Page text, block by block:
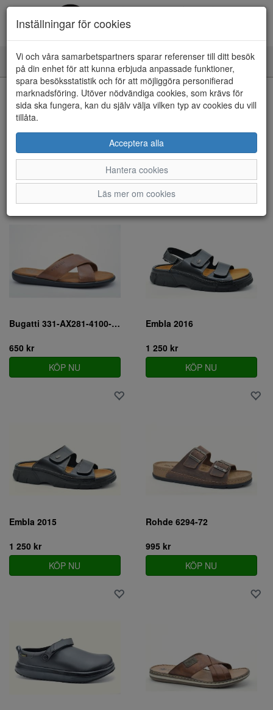
Toggle
navigation
Visa filter
Herr - Tofflor (40 artiklar)
Sortera efter:
Bugatti 331-AX281-4100-6300
650 kr
KÖP NU
Embla 2016
1 250 kr
KÖP NU
Embla 2015
1 250 kr
KÖP NU
Rohde 6294-72
995 kr
KÖP NU
Inställningar för cookies
Vi och våra samarbetspartners sparar referenser till ditt besök
på din enhet för att kunna erbjuda anpassade funktioner,
spara besöksstatistik och för att möjliggöra personifierad
marknadsföring. Utöver nödvändiga cookies, som krävs för
sida ska fungera, kan du själv välja vilken typ av cookies du vill
tillåta.
Acceptera alla
Hantera cookies
Läs mer om cookies